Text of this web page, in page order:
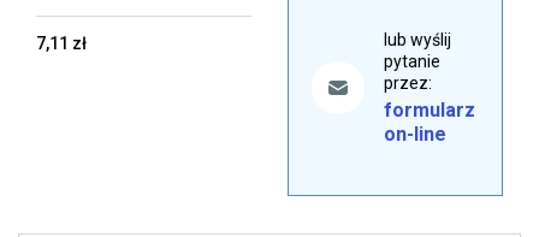
7,11 zł
lub wyślij
pytanie
przez:
formularz
on-line